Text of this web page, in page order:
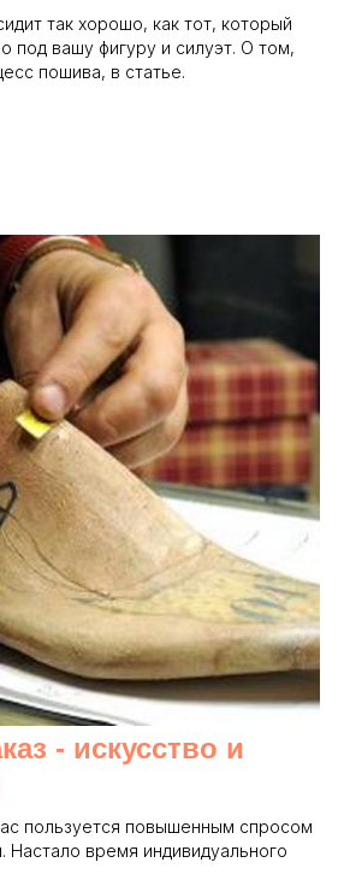
так хорошо, как тот, который
под вашу фигуру и силуэт. О том,
пошива, в статье.
- искусство и
пользуется повышенным спросом
Настало время индивидуального